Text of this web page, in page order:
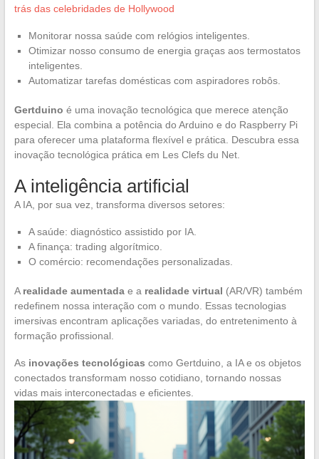
trás das celebridades de Hollywood
Monitorar nossa saúde com relógios inteligentes.
Otimizar nosso consumo de energia graças aos termostatos
inteligentes.
Automatizar tarefas domésticas com aspiradores robôs.
Gertduino é uma inovação tecnológica que merece atenção
especial. Ela combina a potência do Arduino e do Raspberry Pi
para oferecer uma plataforma flexível e prática. Descubra essa
inovação tecnológica prática em Les Clefs du Net.
A inteligência artificial
A IA, por sua vez, transforma diversos setores:
A saúde: diagnóstico assistido por IA.
A finança: trading algorítmico.
O comércio: recomendações personalizadas.
A realidade aumentadae a realidade virtual (AR/VR) também
redefinem nossa interação com o mundo. Essas tecnologias
imersivas encontram aplicações variadas, do entretenimento à
formação profissional.
As inovações tecnológicas como Gertduino, a IA e os objetos
conectados transformam nosso cotidiano, tornando nossas
vidas mais interconectadas e eficientes.